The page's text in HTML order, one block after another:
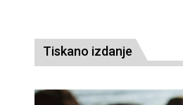
Tiskano izdanje